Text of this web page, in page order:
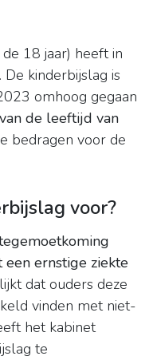
18 jaar) heeft in
kinderbijslag is
omhoog gegaan
de leeftijd van
bedragen voor de
voor?
ernstige ziekte
dat ouders deze
vinden met niet-
het kabinet
te